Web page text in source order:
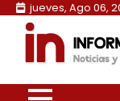
Skip
content
jueves, Ago 06,